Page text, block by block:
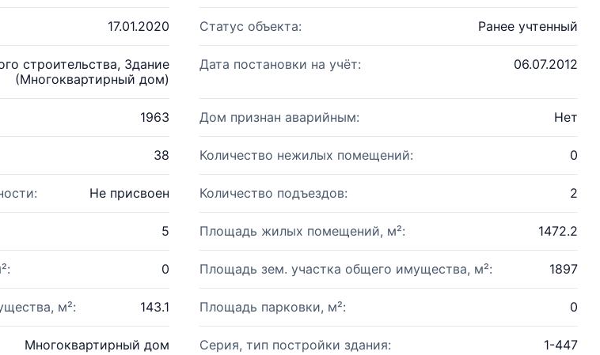
17.01.2020 Статус объекта: Ранее учтенный
строительства, Здание
(Многоквартирный дом)
Дата постановки на учёт: 06.07.2012
1963 Дом признан аварийным: Нет
38 Количество нежилых помещений: 0
Не присвоен Количество подъездов: 2
5 Площадь жилых помещений, м²: 1472.2
0 Площадь зем. участка общего имущества, м²: 1897
м²: 143.1 Площадь парковки, м²: 0
Многоквартирный дом Серия, тип постройки здания: 1-447